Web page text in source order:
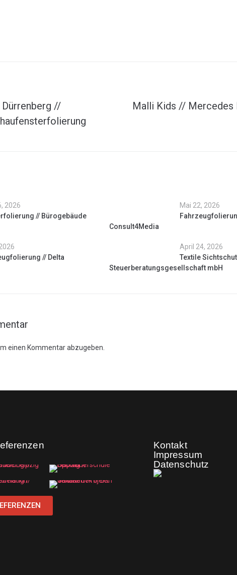
//
Malli Kids // Mercedes
2026
// Bürogebäude
Mai 22, 2026
Consult4Media
// Delta
April 24, 2026
Textile
Steuerberatungsgesellschaft mbH
einen Kommentar abzugeben.
Kontakt
Impressum
Datenschutz